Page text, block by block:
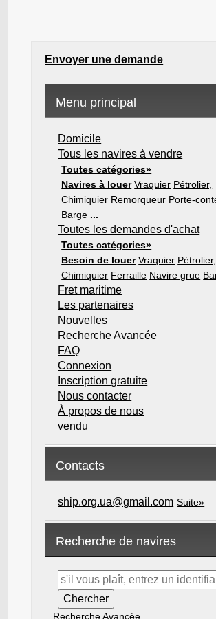
Envoyer une demande
Menu principal
Domicile
Tous les navires à vendre
Toutes catégories»
Navires à louer Vraquier Pétrolier,
Chimiquier Remorqueur Porte-
Barge ...
Toutes les demandes d'achat
Toutes catégories»
Besoin de louer Vraquier Pétrolier,
Chimiquier Ferraille Navire grue
Fret maritime
Les partenaires
Nouvelles
Recherche Avancée
FAQ
Connexion
Inscription gratuite
Nous contacter
À propos de nous
vendu
Contacts
ship.org.ua@gmail.com Suite»
Recherche de navires
Recherche Avancée